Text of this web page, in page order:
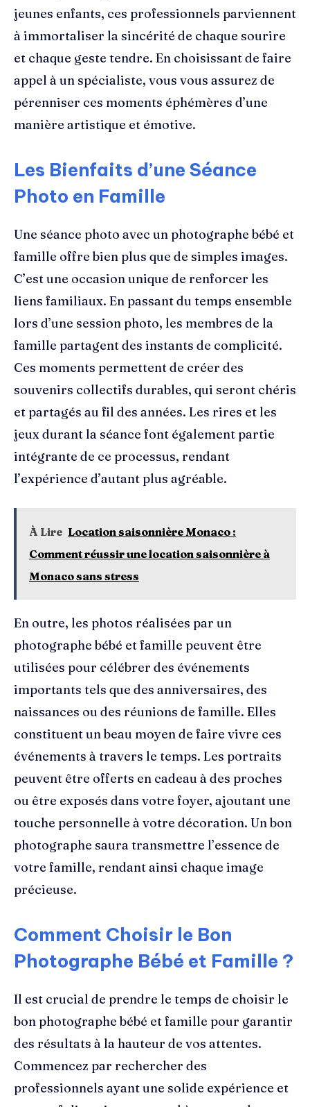
jeunes enfants, ces professionnels parviennent
à immortaliser la sincérité de chaque sourire
et chaque geste tendre. En choisissant de faire
appel à un spécialiste, vous vous assurez de
pérenniser ces moments éphémères d’une
manière artistique et émotive.
Les Bienfaits d’une Séance
Photo en Famille
Une séance photo avec un photographe bébé et
famille offre bien plus que de simples images.
C’est une occasion unique de renforcer les
liens familiaux. En passant du temps ensemble
lors d’une session photo, les membres de la
famille partagent des instants de complicité.
Ces moments permettent de créer des
souvenirs collectifs durables, qui seront chéris
et partagés au fil des années. Les rires et les
jeux durant la séance font également partie
intégrante de ce processus, rendant
l’expérience d’autant plus agréable.
À Lire Location saisonnière Monaco :
Comment réussir une location saisonnière à
Monaco sans stress
En outre, les photos réalisées par un
photographe bébé et famille peuvent être
utilisées pour célébrer des événements
importants tels que des anniversaires, des
naissances ou des réunions de famille. Elles
constituent un beau moyen de faire vivre ces
événements à travers le temps. Les portraits
peuvent être offerts en cadeau à des proches
ou être exposés dans votre foyer, ajoutant une
touche personnelle à votre décoration. Un bon
photographe saura transmettre l’essence de
votre famille, rendant ainsi chaque image
précieuse.
Comment Choisir le Bon
Photographe Bébé et Famille ?
Il est crucial de prendre le temps de choisir le
bon photographe bébé et famille pour garantir
des résultats à la hauteur de vos attentes.
Commencez par rechercher des
professionnels ayant une solide expérience et